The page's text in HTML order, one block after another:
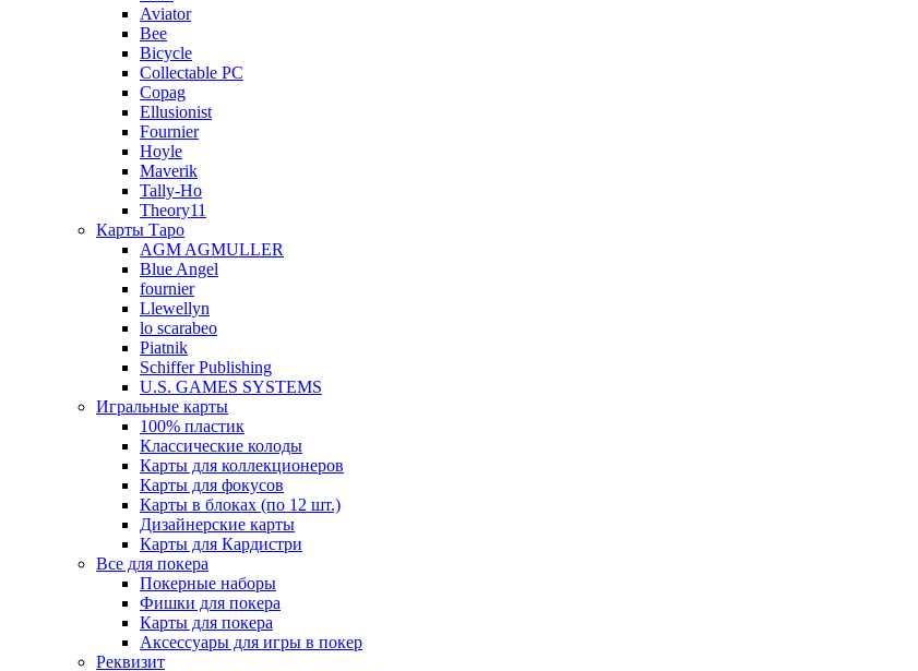
Aviator
Bee
Bicycle
Collectable PC
Copag
Ellusionist
Fournier
Hoyle
Maverik
Tally-Ho
Theory11
Карты Таро
AGM AGMULLER
Blue Angel
fournier
Llewellyn
lo scarabeo
Piatnik
Schiffer Publishing
U.S. GAMES SYSTEMS
Игральные карты
100% пластик
Классические колоды
Карты для коллекционеров
Карты для фокусов
Карты в блоках (по 12 шт.)
Дизайнерские карты
Карты для Кардистри
Все для покера
Покерные наборы
Фишки для покера
Карты для покера
Аксессуары для игры в покер
Реквизит